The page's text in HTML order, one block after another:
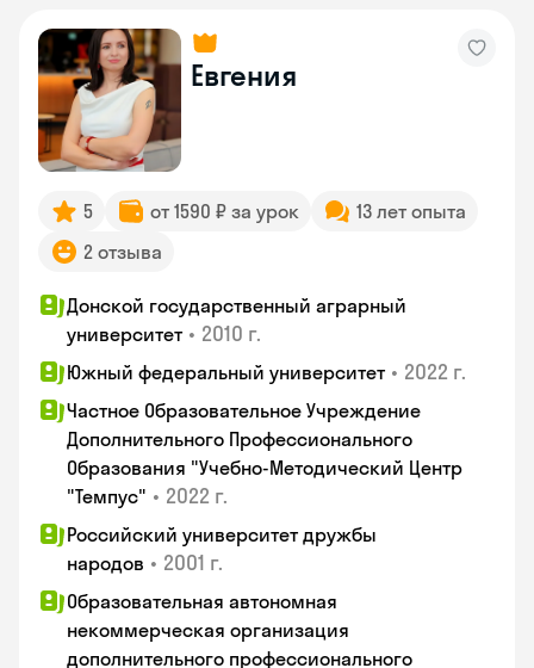
Евгения
5 от 1590 ₽ за урок
13 лет опыта
2 отзыва
Донской государственный аграрный
университет • 2010 г.
Южный федеральный университет • 2022 г.
Частное Образовательное Учреждение
Дополнительного Профессионального
Образования "Учебно-Методический Центр
"Темпус" • 2022 г.
Российский университет дружбы
народов • 2001 г.
Образовательная автономная
некоммерческая организация
дополнительного профессионального